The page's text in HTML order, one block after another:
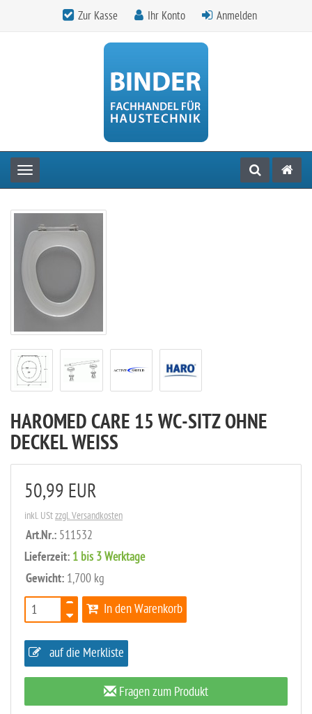
Zur Kasse Ihr Konto Anmelden
Toggle navigation
HAROMED CARE 15 WC-SITZ OHNE
DECKEL WEISS
50,99 EUR
inkl. UStzzgl. Versandkosten
Art.Nr.: 511532
Lieferzeit: 1 bis 3 Werktage
Gewicht: 1,700 kg
In den Warenkorb
auf die Merkliste
Fragen zum Produkt